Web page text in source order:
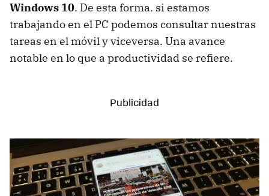
Windows 10. De esta forma. si estamos
trabajando en el PC podemos consultar nuestras
tareas en el móvil y viceversa. Una avance
notable en lo que a productividad se refiere.